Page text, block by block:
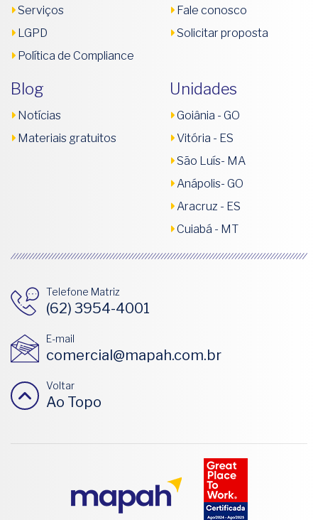
Serviços
LGPD
Política de Compliance
Fale conosco
Solicitar proposta
Blog
Notícias
Materiais gratuitos
Unidades
Goiânia - GO
Vitória - ES
São Luís- MA
Anápolis- GO
Aracruz - ES
Cuiabá - MT
Telefone Matriz
(62) 3954-4001
E-mail
comercial@mapah.com.br
Voltar
Ao Topo